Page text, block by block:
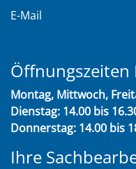
E-Mail
Montag, Mittwoch,
Dienstag: 14.00 bis
Donnerstag: 14.00 bis
Ihre